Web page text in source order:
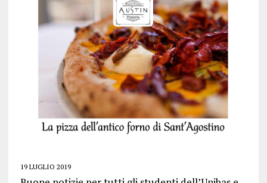
19 LUGLIO 2019